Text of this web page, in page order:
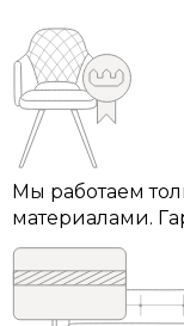
Мы работаем
материалами.